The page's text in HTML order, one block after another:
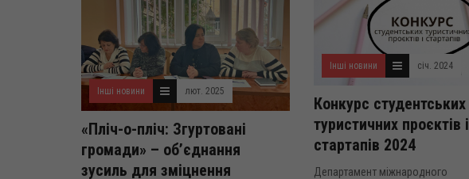
Інші новини лют. 2025
«Пліч-о-пліч: Згуртовані
громади» – об’єднання
зусиль для зміцнення
Інші новини січ. 2024
Конкурс студентських
туристичних проєктів і
стартапів 2024
Департамент міжнародного